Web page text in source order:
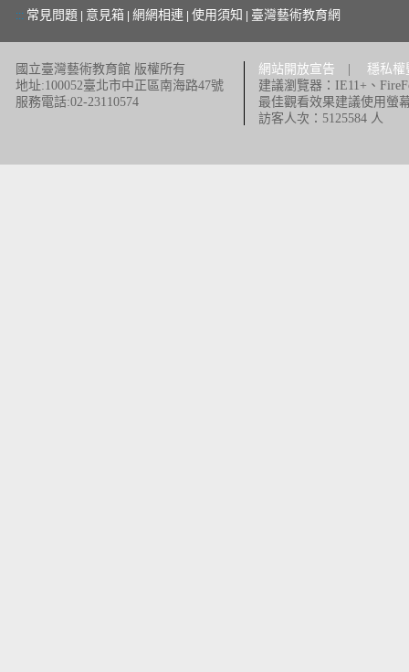
::: 常見問題 意見箱 網網相連| 使用須知 臺灣藝術教育網
國立臺灣藝術教育館 版權所有
地址:100052臺北市中正區南海路47號
服務電話:02-23110574
網站開放宣告
穩私權
建議瀏覽器：IE11+、
最佳觀看效果建議使用螢
訪客人次：5125584 人